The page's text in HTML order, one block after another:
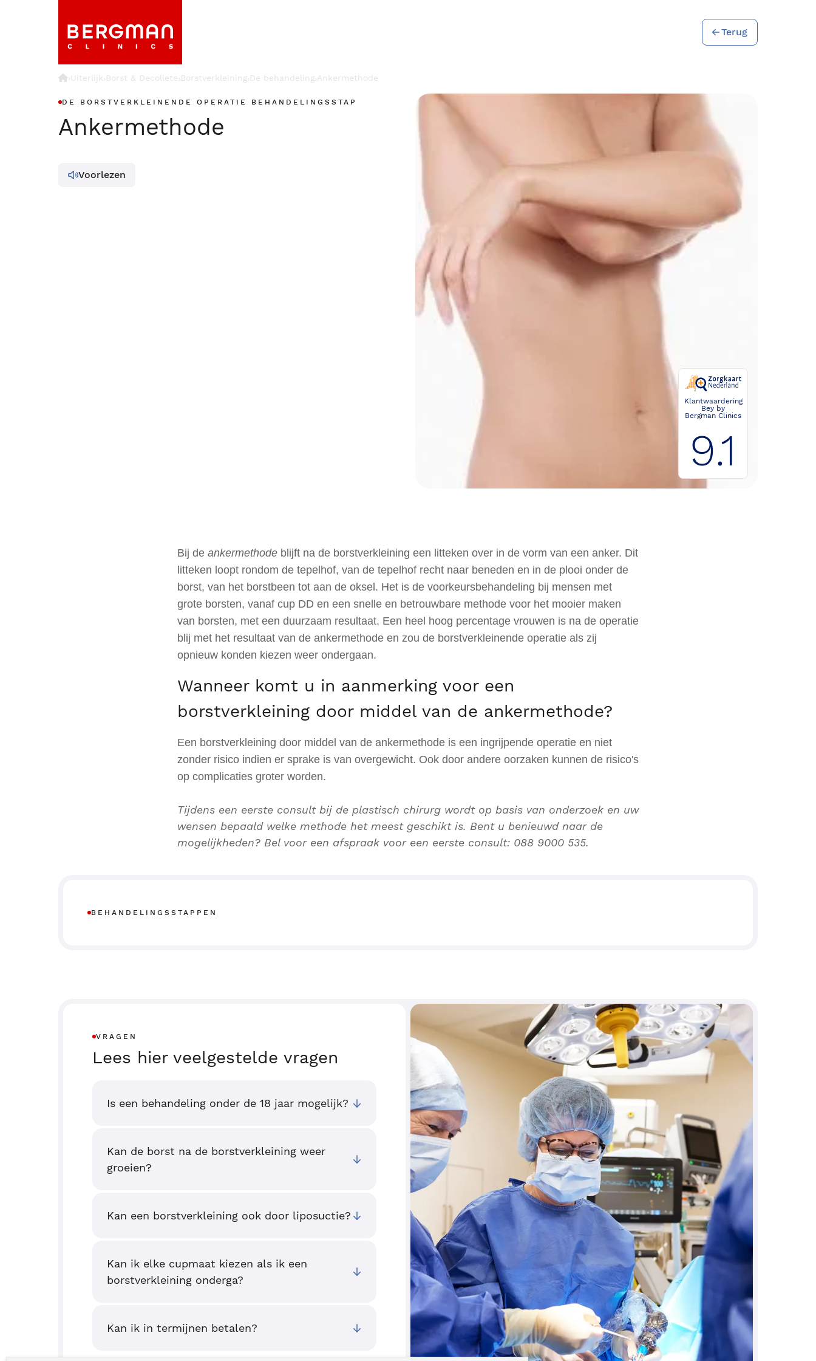
Terug
›Uiterlijk›Borst & Decollete›Borstverkleining›De behandeling›Ankermethode
DE BORSTVERKLEINENDE OPERATIE BEHANDELINGSSTAP
Ankermethode
Voorlezen
Klantwaardering
Bey by
Bergman Clinics
9.1
Bij de ankermethode blijft na de borstverkleining een litteken over in de vorm van een anker. Dit
litteken loopt rondom de tepelhof, van de tepelhof recht naar beneden en in de plooi onder de
borst, van het borstbeen tot aan de oksel. Het is de voorkeursbehandeling bij mensen met
grote borsten, vanaf cup DD en een snelle en betrouwbare methode voor het mooier maken
van borsten, met een duurzaam resultaat. Een heel hoog percentage vrouwen is na de operatie
blij met het resultaat van de ankermethode en zou de borstverkleinende operatie als zij
opnieuw konden kiezen weer ondergaan.
Wanneer komt u in aanmerking voor een
borstverkleining door middel van de ankermethode?
Een borstverkleining door middel van de ankermethode is een ingrijpende operatie en niet
zonder risico indien er sprake is van overgewicht. Ook door andere oorzaken kunnen de risico's
op complicaties groter worden.
Tijdens een eerste consult bij de plastisch chirurg wordt op basis van onderzoek en uw
wensen bepaald welke methode het meest geschikt is. Bent u benieuwd naar de
mogelijkheden? Bel voor een afspraak voor een eerste consult: 088 9000 535.
BEHANDELINGSSTAPPEN
VRAGEN
Lees hier veelgestelde vragen
Is een behandeling onder de 18 jaar mogelijk?
Kan de borst na de borstverkleining weer
groeien?
Kan een borstverkleining ook door liposuctie?
Kan ik elke cupmaat kiezen als ik een
borstverkleining onderga?
Kan ik in termijnen betalen?